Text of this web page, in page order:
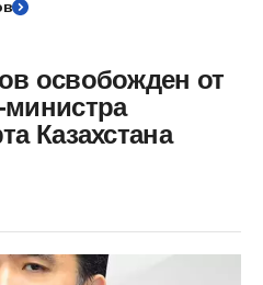
освобожден от
Казахстана